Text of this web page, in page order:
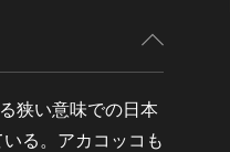
狭い意味での日本
る。アカコッコも